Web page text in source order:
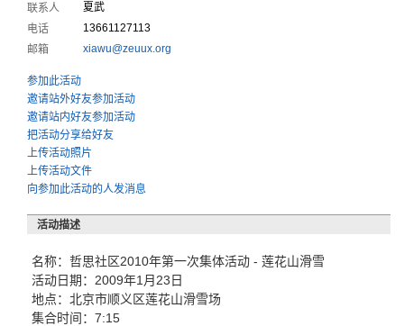
联系人
夏武
电话
13661127113
邮箱
xiawu@zeuux.org
参加此活动
邀请站外好友参加活动
邀请站内好友参加活动
把活动分享给好友
上传活动照片
上传活动文件
向参加此活动的人发消息
活动描述
名称：哲思社区2010年第一次集体活动 - 莲花山滑雪
活动日期：2009年1月23日
地点：北京市顺义区莲花山滑雪场
集合时间：7:15